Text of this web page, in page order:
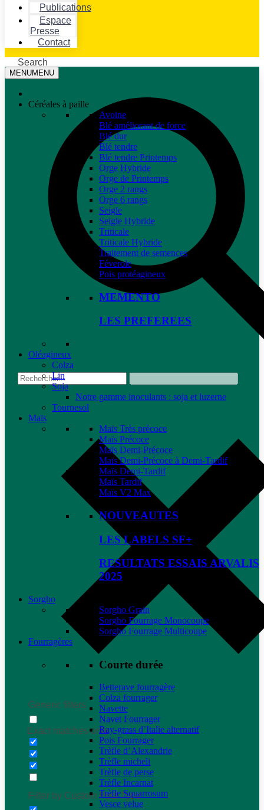
Publications
Espace
Presse
Contact
Search
Generic filters
Exact matches only
Filter by Custom Post Type
MENUMENU
Céréales à paille
Avoine
Blé améliorant de force
Blé dur
Blé tendre
Blé tendre Printemps
Orge Hybride
Orge de Printemps
Orge 2 rangs
Orge 6 rangs
Seigle
Seigle Hybride
Triticale
Triticale Hybride
Traitement de semences
Féverole
Pois protéagineux
MEMENTO
LES PREFEREES
Oléagineux
Colza
Lin
Soja
Notre gamme inoculants : soja et luzerne
Tournesol
Maïs
Maïs Très précoce
Maïs Précoce
Maïs Demi-Précoce
Maïs Demi-Précoce à Demi-Tardif
Maïs Demi-Tardif
Maïs Tardif
Maïs V2 Max
NOUVEAUTES
LES LABELS SF+
RESULTATS ESSAIS ARVALIS
2025
Sorgho
Sorgho Grain
Sorgho Fourrage Monocoupe
Sorgho Fourrage Multicoupe
Fourragères
Courte durée
Betterave fourragère
Colza fourrager
Navette
Navet Fourrager
Ray-grass d’Italie alternatif
Pois Fourrager
Trèfle d’Alexandrie
Trèfle micheli
Trèfle de perse
Trèfle Incarnat
Trèfle Squarrosum
Vesce velue